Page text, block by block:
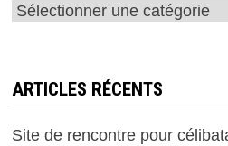
Catégories
ARTICLES RÉCENTS
Site de rencontre pour